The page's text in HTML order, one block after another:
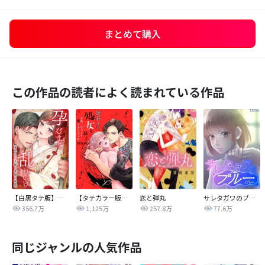
まとめて購入
この作品の読者によく読まれている作品
【白黒タテ版】孕むまで乱れいけ～身代わり花嫁と軍服の猛愛
356.7万
【タテカラー版】漣蒼士に処女を捧ぐ～さあ、じっくり愛でましょうか
1,125万
恋と弾丸
257.8万
サレタガワのブルー【タテヨミ】
77.6万
同じジャンルの人気作品